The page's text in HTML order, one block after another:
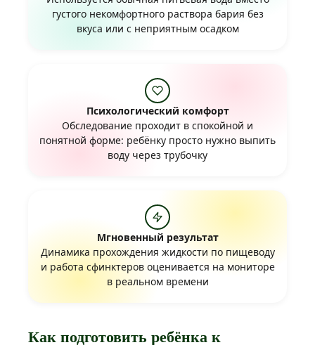
густого некомфортного раствора бария без
вкуса или с неприятным осадком
Психологический комфорт
Обследование проходит в спокойной и
понятной форме: ребёнку просто нужно выпить
воду через трубочку
Мгновенный результат
Динамика прохождения жидкости по пищеводу
и работа сфинктеров оценивается на мониторе
в реальном времени
Как подготовить ребёнка к